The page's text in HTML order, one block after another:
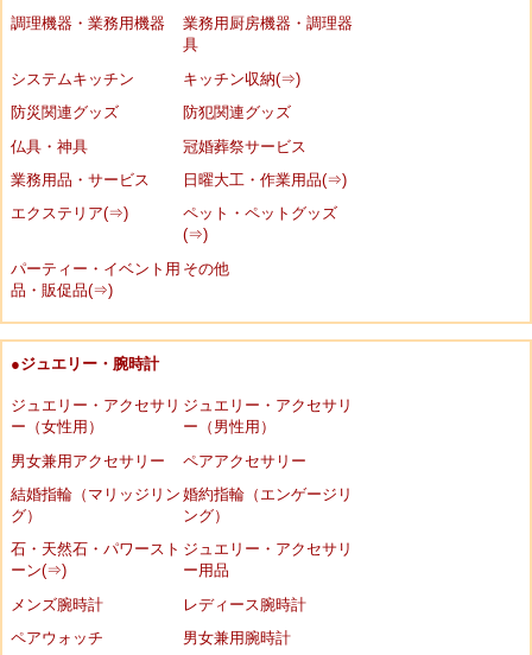
調理機器・業務用機器
業務用厨房機器・調理器
具
システムキッチン
キッチン収納(⇒)
防災関連グッズ
防犯関連グッズ
仏具・神具
冠婚葬祭サービス
業務用品・サービス
日曜大工・作業用品(⇒)
エクステリア(⇒)
ペット・ペットグッズ
(⇒)
パーティー・イベント用
品・販促品(⇒)
その他
●ジュエリー・腕時計
ジュエリー・アクセサリ
ー（女性用）
ジュエリー・アクセサリ
ー（男性用）
男女兼用アクセサリー
ペアアクセサリー
結婚指輪（マリッジリン
グ）
婚約指輪（エンゲージリ
ング）
石・天然石・パワースト
ーン(⇒)
ジュエリー・アクセサリ
ー用品
メンズ腕時計
レディース腕時計
ペアウォッチ
男女兼用腕時計